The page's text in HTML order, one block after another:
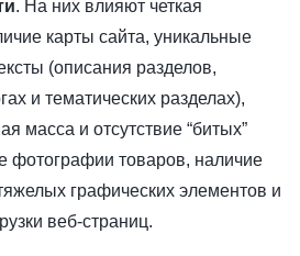
. На них влияют четкая
карты сайта, уникальные
(описания разделов,
и тематических разделах),
масса и отсутствие “битых”
фотографии товаров, наличие
графических элементов и
веб-страниц.